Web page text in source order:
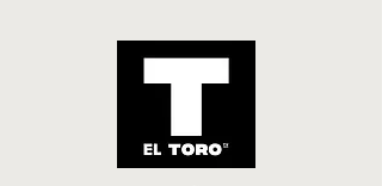
El Toro España